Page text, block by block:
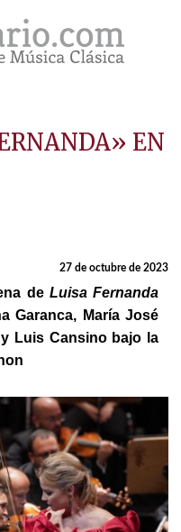
EN
27 de octubre de 2023
de Luisa Fernanda
Garanca, María José
Luis Cansino bajo la